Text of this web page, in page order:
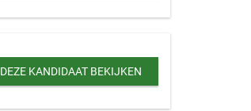
DEZE KANDIDAAT BEKIJKEN